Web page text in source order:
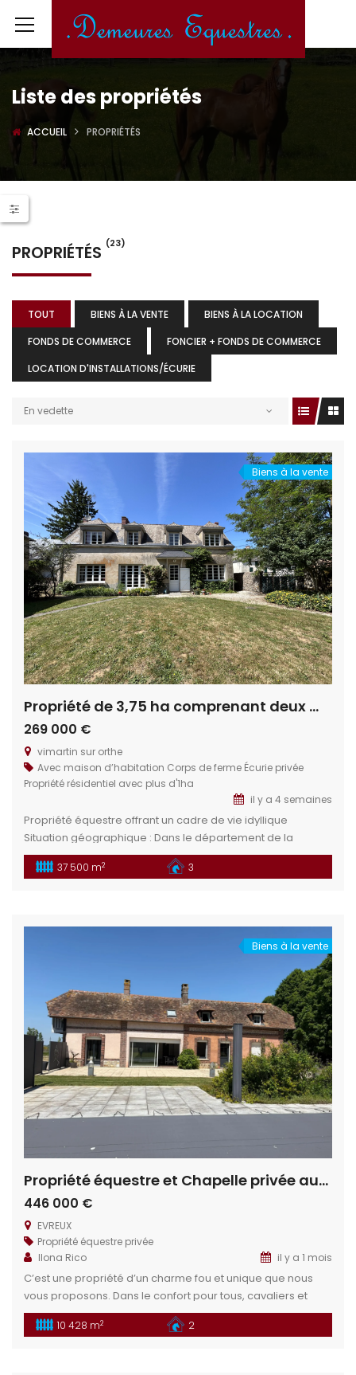
Liste des propriétés
ACCUEIL PROPRIÉTÉS
PROPRIÉTÉS (23)
TOUT BIENS À LA VENTE
BIENS À LA LOCATION
FONDS DE COMMERCE
FONCIER + FONDS DE COMMERCE
LOCATION D'INSTALLATIONS/ÉCURIE
En vedette
Biens à la vente
Propriété de 3,75 ha comprenant deux maisons
269 000 €
vimartin sur orthe
Avec maison d’habitation Corps de ferme Écurie privée
Propriété résidentiel avec plus d'1ha
il y a 4 semaines
Propriété équestre offrant un cadre de vie idyllique
Situation géographique : Dans le département de la
Mayenne en limitrophe de la Sarthe, en région Pays de la
Loire, se trouve le charmant village de Vimartin sur Orthe.
37 500 m2 3
Biens à la vente
Propriété équestre et Chapelle privée aux portes d’Évreux
446 000 €
EVREUX
Propriété équestre privée
Ilona Rico
il y a 1 mois
C’est une propriété d’un charme fou et unique que nous
vous proposons. Dans le confort pour tous, cavaliers et
chevaux, venez installer votre rêve dans cette propriété
aux portes d’une grande ville pour allier le confort de la
10 428 m2 2